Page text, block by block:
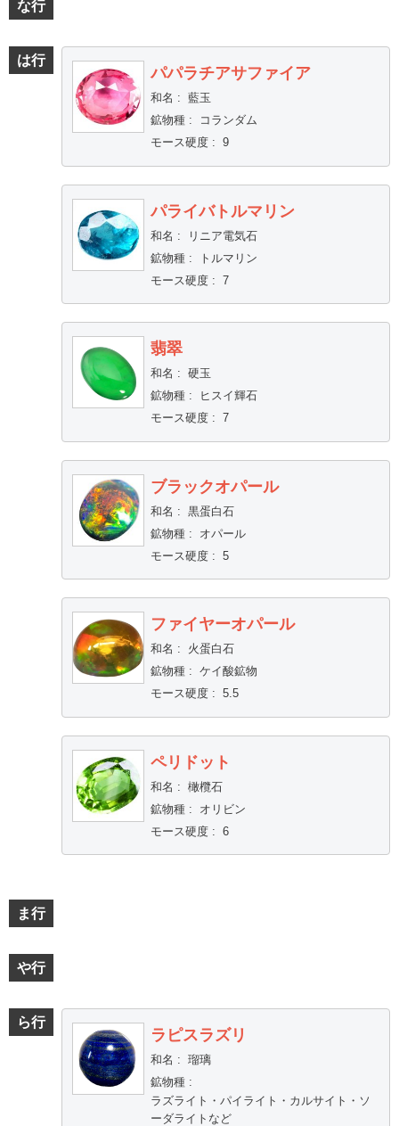
な行
は行
パパラチアサファイア
和名 : 藍玉
鉱物種:
コランダム
モース硬度: 9
パライバトルマリン
和名 :
リニア電気石
鉱物種:
トルマリン
モース硬度: 7
翡翠
和名 : 硬玉
鉱物種:
ヒスイ輝石
モース硬度: 7
ブラックオパール
和名 : 黒蛋白石
鉱物種:
オパール
モース硬度: 5
ファイヤーオパール
和名 :
火蛋白石
鉱物種: ケイ酸鉱物
モース硬度: 5.5
ペリドット
和名 : 橄欖石
鉱物種:
オリビン
モース硬度: 6
ま行
や行
ら行
ラピスラズリ
和名 : 瑠璃
鉱物種:
ラズライト・パイライト・カルサイト・ソ
ーダライトなど